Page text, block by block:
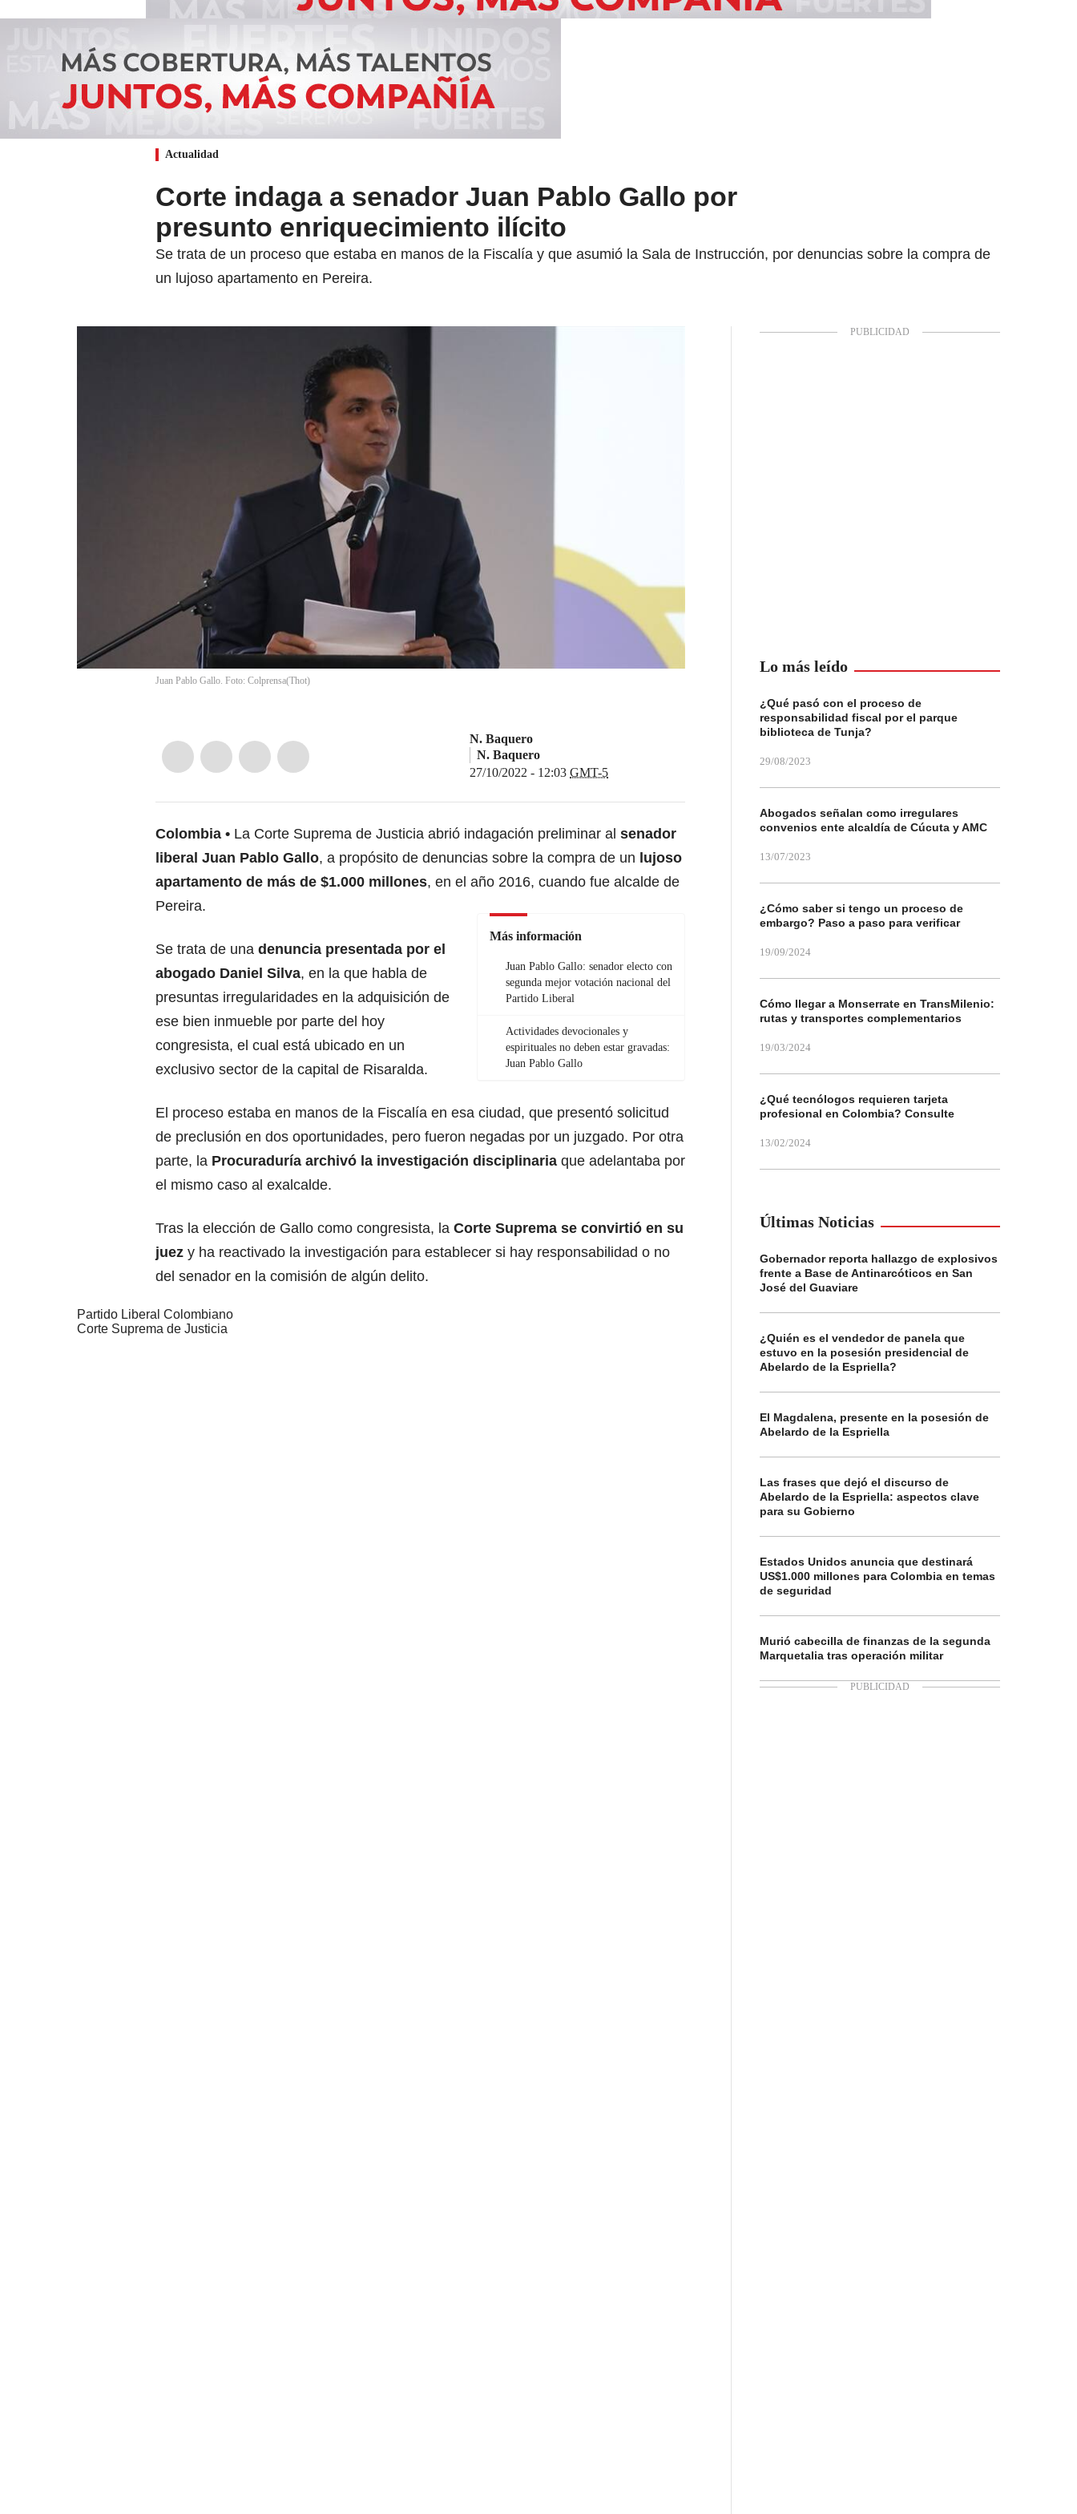
Actualidad
Corte indaga a senador Juan Pablo Gallo por
presunto enriquecimiento ilícito
Se trata de un proceso que estaba en manos de la Fiscalía y que asumió la Sala de Instrucción, por denuncias sobre la compra de
un lujoso apartamento en Pereira.
Juan Pablo Gallo. Foto: Colprensa(Thot)
N. Baquero
N. Baquero
27/10/2022 - 12:03 GMT-5
Colombia La Corte Suprema de Justicia abrió indagación preliminar al senador
liberal Juan Pablo Gallo, a propósito de denuncias sobre la compra de un lujoso
apartamento de más de $1.000 millones, en el año 2016, cuando fue alcalde de
Pereira.
Más información
Juan Pablo Gallo: senador electo con
segunda mejor votación nacional del
Partido Liberal
Actividades devocionales y
espirituales no deben estar gravadas:
Juan Pablo Gallo
Se trata de una denuncia presentada por el
abogado Daniel Silva, en la que habla de
presuntas irregularidades en la adquisición de
ese bien inmueble por parte del hoy
congresista, el cual está ubicado en un
exclusivo sector de la capital de Risaralda.
El proceso estaba en manos de la Fiscalía en esa ciudad, que presentó solicitud
de preclusión en dos oportunidades, pero fueron negadas por un juzgado. Por otra
parte, la Procuraduría archivó la investigación disciplinaria que adelantaba por
el mismo caso al exalcalde.
Tras la elección de Gallo como congresista, la Corte Suprema se convirtió en su
juez y ha reactivado la investigación para establecer si hay responsabilidad o no
del senador en la comisión de algún delito.
Partido Liberal Colombiano
Corte Suprema de Justicia
Lo más leído
¿Qué pasó con el proceso de
responsabilidad fiscal por el parque
biblioteca de Tunja?
29/08/2023
Abogados señalan como irregulares
convenios ente alcaldía de Cúcuta y AMC
13/07/2023
¿Cómo saber si tengo un proceso de
embargo? Paso a paso para verificar
19/09/2024
Cómo llegar a Monserrate en TransMilenio:
rutas y transportes complementarios
19/03/2024
¿Qué tecnólogos requieren tarjeta
profesional en Colombia? Consulte
13/02/2024
Últimas Noticias
Gobernador reporta hallazgo de explosivos
frente a Base de Antinarcóticos en San
José del Guaviare
¿Quién es el vendedor de panela que
estuvo en la posesión presidencial de
Abelardo de la Espriella?
El Magdalena, presente en la posesión de
Abelardo de la Espriella
Las frases que dejó el discurso de
Abelardo de la Espriella: aspectos clave
para su Gobierno
Estados Unidos anuncia que destinará
US$1.000 millones para Colombia en temas
de seguridad
Murió cabecilla de finanzas de la segunda
Marquetalia tras operación militar